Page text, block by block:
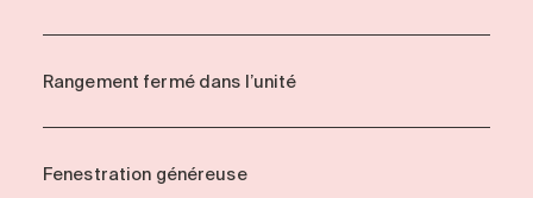
Rangement fermé dans l’unité
Fenestration généreuse